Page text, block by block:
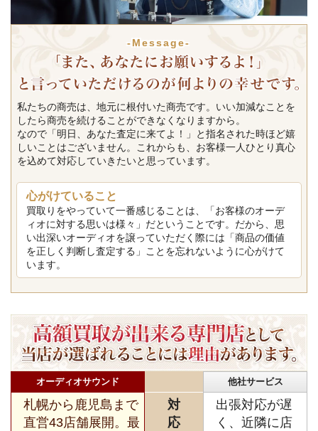
-Message-
私たちの商売は、地元に根付いた商売です。いい加減なことを
したら商売を続けることができなくなりますから。
なので「明日、あなた査定に来てよ！」と指名された時ほど嬉
しいことはございません。これからも、お客様一人ひとり真心
を込めて対応していきたいと思っています。
心がけていること
買取りをやっていて一番感じることは、「お客様のオーデ
ィオに対する思いは様々」だということです。だから、思
い出深いオーディオを譲っていただく際には「商品の価値
を正しく判断し査定する」ことを忘れないように心がけて
います。
オーディオサウンド 他社サービス
札幌から鹿児島まで
直営43店舗展開。最
対
応
出張対応が遅
く、近隣に店